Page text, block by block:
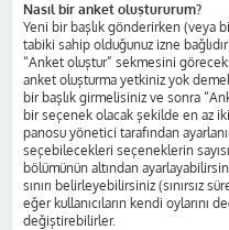
Nasıl bir anket oluştururum?
Yeni bir başlık gönderirken (veya
tabiki sahip olduğunuz izne
“Anket oluştur” sekmesini
anket oluşturma yetkiniz yok
bir başlık girmelisiniz ve sonra
bir seçenek olacak şekilde en az
panosu yönetici tarafından
seçebilecekleri seçeneklerin
bölümünün altından
sınırı belirleyebilirsiniz (sınırsız
eğer kullanıcıların kendi oylarını
değiştirebilirler.